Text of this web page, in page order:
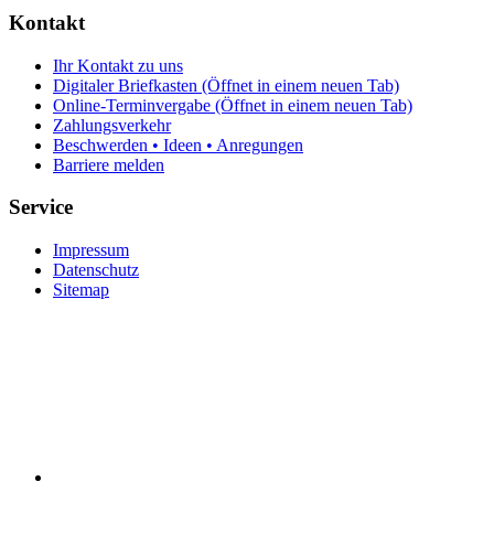
Kontakt
Ihr Kontakt zu uns
Digitaler Briefkasten (Öffnet in einem neuen Tab)
Online-Terminvergabe (Öffnet in einem neuen Tab)
Zahlungsverkehr
Beschwerden • Ideen • Anregungen
Barriere melden
Service
Impressum
Datenschutz
Sitemap